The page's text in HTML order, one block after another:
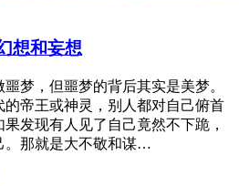
想和妄想
梦，但噩梦的背后其实是美梦。
的帝王或神灵，别人都对自己俯首
发现有人见了自己竟然不下跪，
。那就是大不敬和谋…